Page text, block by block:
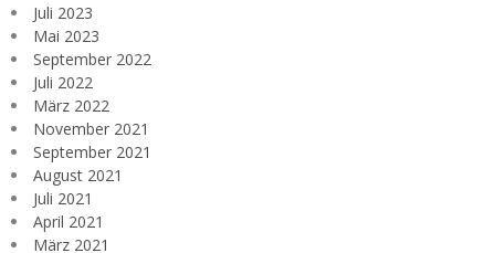
Juli 2023
Mai 2023
September 2022
Juli 2022
März 2022
November 2021
September 2021
August 2021
Juli 2021
April 2021
März 2021